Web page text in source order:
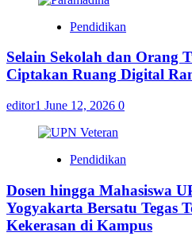
Pendidikan
Selain Sekolah dan Orang
Ciptakan Ruang Digital
editor1 June 12, 2026 0
Pendidikan
Dosen hingga Mahasiswa
Yogyakarta Bersatu Tegas
Kekerasan di Kampus